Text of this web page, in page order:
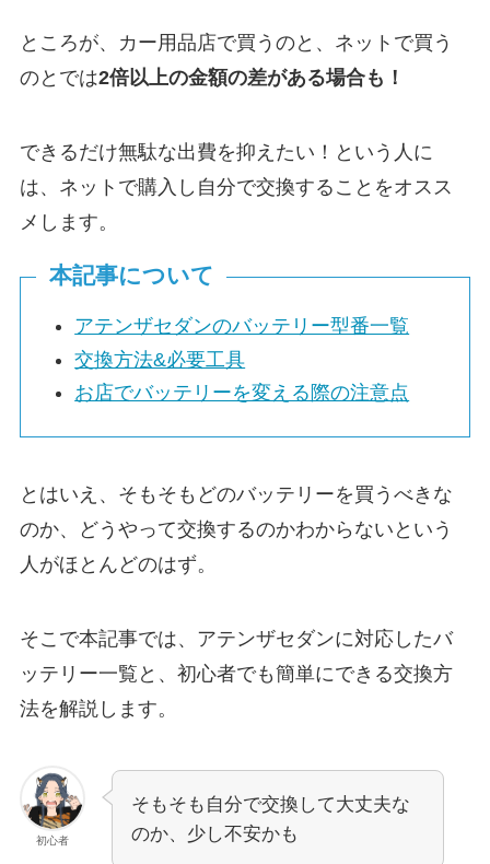
ところが、カー用品店で買うのと、ネットで買う
のとでは2倍以上の金額の差がある場合も！
できるだけ無駄な出費を抑えたい！という人に
は、ネットで購入し自分で交換することをオスス
メします。
本記事について
アテンザセダンのバッテリー型番一覧
交換方法&必要工具
お店でバッテリーを変える際の注意点
とはいえ、そもそもどのバッテリーを買うべきな
のか、どうやって交換するのかわからないという
人がほとんどのはず。
そこで本記事では、アテンザセダンに対応したバ
ッテリー一覧と、初心者でも簡単にできる交換方
法を解説します。
初心者
そもそも自分で交換して大丈夫な
のか、少し不安かも